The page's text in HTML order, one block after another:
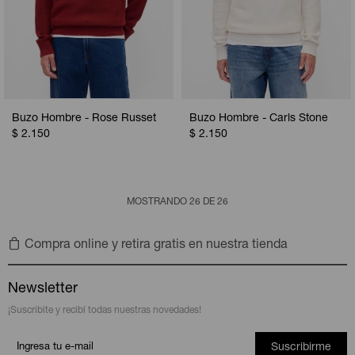
Buzo Hombre - Rose Russet
$ 2.150
Buzo Hombre - Carls Stone
$ 2.150
MOSTRANDO 26 DE 26
Compra online y retira gratis en nuestra tienda
Newsletter
¡Suscribite y recibí todas nuestras novedades!
Suscribirme